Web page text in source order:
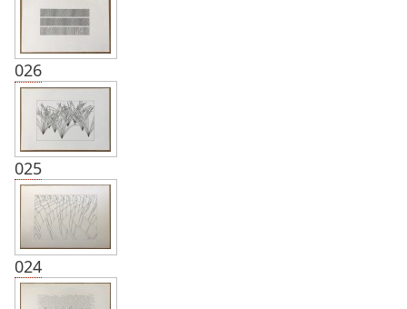
026
025
024